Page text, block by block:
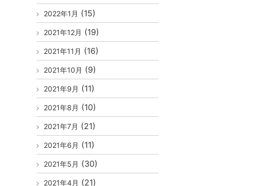
2022年1月 (15)
2021年12月 (19)
2021年11月 (16)
2021年10月 (9)
2021年9月 (11)
2021年8月 (10)
2021年7月 (21)
2021年6月 (11)
2021年5月 (30)
2021年4月 (21)